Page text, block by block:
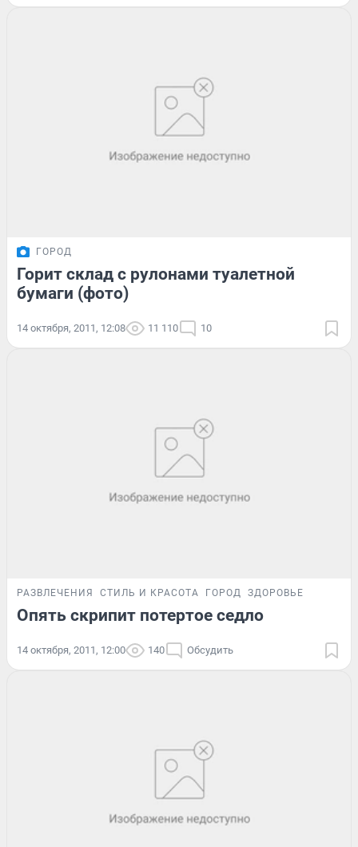
ГОРОД
Горит склад с рулонами туалетной
бумаги (фото)
14 октября, 2011, 12:08 11 110 10
РАЗВЛЕЧЕНИЯ СТИЛЬ И КРАСОТА ГОРОД ЗДОРОВЬЕ
Опять скрипит потертое седло
14 октября, 2011, 12:00 140 Обсудить